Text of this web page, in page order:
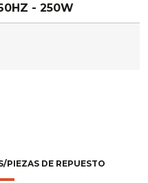
- 250W
PIEZAS DE REPUESTO